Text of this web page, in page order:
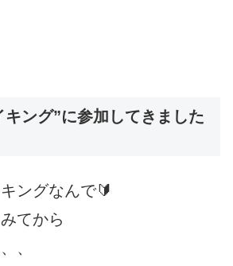
キング”に参加してきました
ングなんで🔰
てから
、